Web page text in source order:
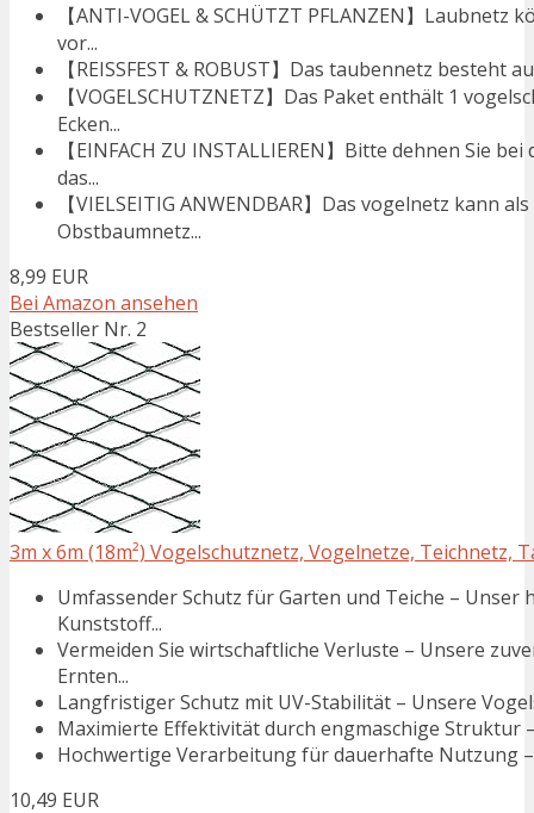
【ANTI-VOGEL & SCHÜTZT PFLANZEN】
vor...
【REISSFEST & ROBUST】Das taubennetz
【VOGELSCHUTZNETZ】Das Paket enthält 1
Ecken...
【EINFACH ZU INSTALLIEREN】Bitte dehnen Sie
das...
【VIELSEITIG ANWENDBAR】Das vogelnetz kann
Obstbaumnetz...
8,99 EUR
Bei Amazon ansehen
Bestseller Nr. 2
3m x 6m (18m²) Vogelschutznetz, Vogelnetze, Teichnetz,
Umfassender Schutz für Garten und Teiche –
Kunststoff...
Vermeiden Sie wirtschaftliche Verluste – Unsere
Ernten...
Langfristiger Schutz mit UV-Stabilität – Unsere
Maximierte Effektivität durch engmaschige Struktur
Hochwertige Verarbeitung für dauerhafte Nutzung
10,49 EUR